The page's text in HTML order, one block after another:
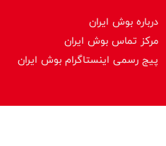
درباره بوش ایران
مرکز تماس بوش ایران
پیج رسمی اینستاگرام بوش ایران